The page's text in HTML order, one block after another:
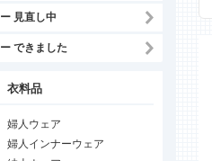
ー 見直し中
ー できました
衣料品
婦人ウェア
婦人インナーウェア